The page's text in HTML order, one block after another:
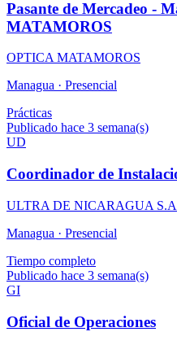
Pasante de Mercadeo -
MATAMOROS
OPTICA MATAMOROS
Managua · Presencial
Prácticas
Publicado hace 3 semana(s)
UD
Coordinador de
ULTRA DE NICARAGUA S.A
Managua · Presencial
Tiempo completo
Publicado hace 3 semana(s)
GI
Oficial de Operaciones